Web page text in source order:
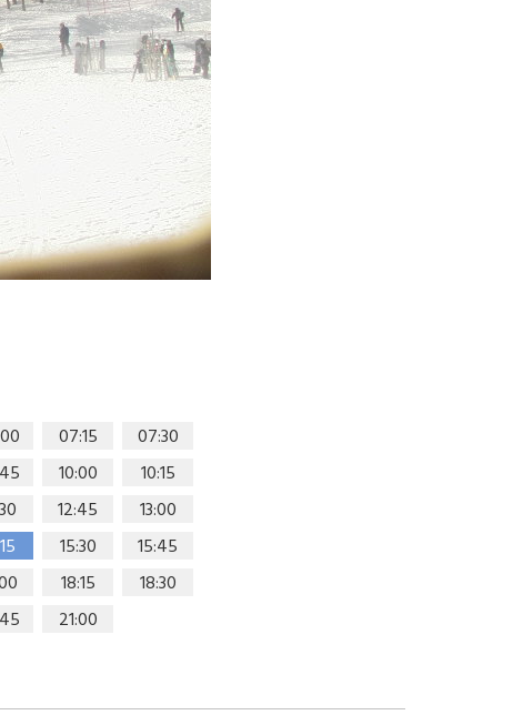
07:15
07:30
10:00
10:15
12:45
13:00
15:30
15:45
18:15
18:30
21:00